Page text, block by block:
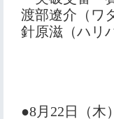
渡部遼介（ワ
針原滋（ハリ
●8月22日（木